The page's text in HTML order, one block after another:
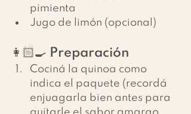
pimienta
Jugo de limón (opcional)
👩🏻‍🍳 Preparación
Cociná la quinoa como
indica el paquete (recordá
enjuagarla bien antes para